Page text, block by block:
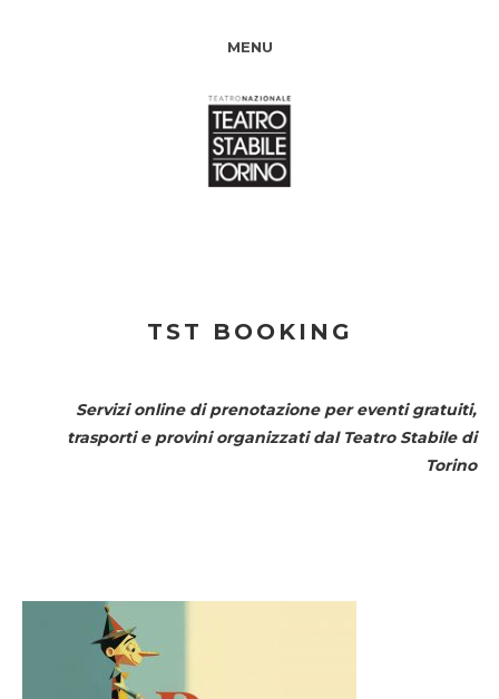
MENU
TST BOOKING
Servizi online di prenotazione per eventi gratuiti,
trasporti e provini organizzati dal Teatro Stabile di
Torino